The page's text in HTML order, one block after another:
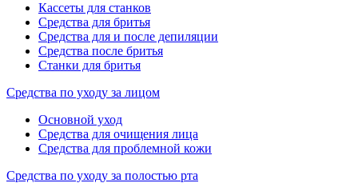
Кассеты для станков
Средства для бритья
Средства для и после депиляции
Средства после бритья
Станки для бритья
Средства по уходу за лицом
Основной уход
Средства для очищения лица
Средства для проблемной кожи
Средства по уходу за полостью рта